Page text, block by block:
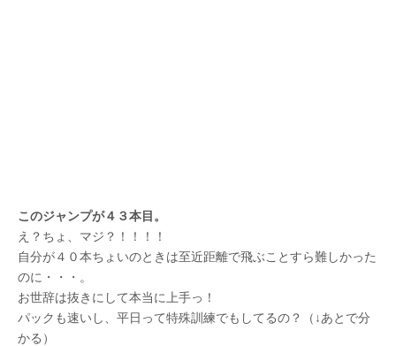
このジャンプが４３本目。
え？ちょ、マジ？！！！！
自分が４０本ちょいのときは至近距離で飛ぶことすら難しかった
のに・・・。
お世辞は抜きにして本当に上手っ！
パックも速いし、平日って特殊訓練でもしてるの？（↓あとで分
かる）